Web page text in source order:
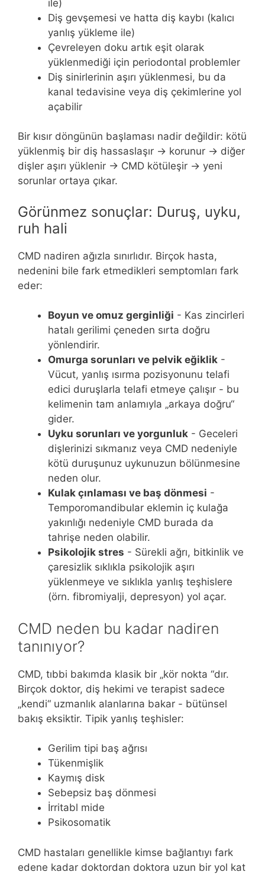
ile)
Diş gevşemesi ve hatta diş kaybı (kalıcı
yanlış yükleme ile)
Çevreleyen doku artık eşit olarak
yüklenmediği için periodontal problemler
Diş sinirlerinin aşırı yüklenmesi, bu da
kanal tedavisine veya diş çekimlerine yol
açabilir
Bir kısır döngünün başlaması nadir değildir: kötü
yüklenmiş bir diş hassaslaşır → korunur → diğer
dişler aşırı yüklenir → CMD kötüleşir → yeni
sorunlar ortaya çıkar.
Görünmez sonuçlar: Duruş, uyku,
ruh hali
CMD nadiren ağızla sınırlıdır. Birçok hasta,
nedenini bile fark etmedikleri semptomları fark
eder:
Boyun ve omuz gerginliği - Kas zincirleri
hatalı gerilimi çeneden sırta doğru
yönlendirir.
Omurga sorunları ve pelvik eğiklik -
Vücut, yanlış ısırma pozisyonunu telafi
edici duruşlarla telafi etmeye çalışır - bu
kelimenin tam anlamıyla „arkaya doğru“
gider.
Uyku sorunları ve yorgunluk - Geceleri
dişlerinizi sıkmanız veya CMD nedeniyle
kötü duruşunuz uykunuzun bölünmesine
neden olur.
Kulak çınlaması ve baş dönmesi -
Temporomandibular eklemin iç kulağa
yakınlığı nedeniyle CMD burada da
tahrişe neden olabilir.
Psikolojik stres - Sürekli ağrı, bitkinlik ve
çaresizlik sıklıkla psikolojik aşırı
yüklenmeye ve sıklıkla yanlış teşhislere
(örn. fibromiyalji, depresyon) yol açar.
CMD neden bu kadar nadiren
tanınıyor?
CMD, tıbbi bakımda klasik bir „kör nokta “dır.
Birçok doktor, diş hekimi ve terapist sadece
„kendi“ uzmanlık alanlarına bakar - bütünsel
bakış eksiktir. Tipik yanlış teşhisler:
Gerilim tipi baş ağrısı
Tükenmişlik
Kaymış disk
Sebepsiz baş dönmesi
İrritabl mide
Psikosomatik
CMD hastaları genellikle kimse bağlantıyı fark
edene kadar doktordan doktora uzun bir yol kat